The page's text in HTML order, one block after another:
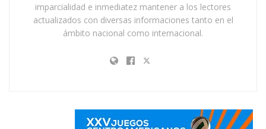
imparcialidad e inmediatez mantener a los lectores
actualizados con diversas informaciones tanto en el
ámbito nacional como internacional.